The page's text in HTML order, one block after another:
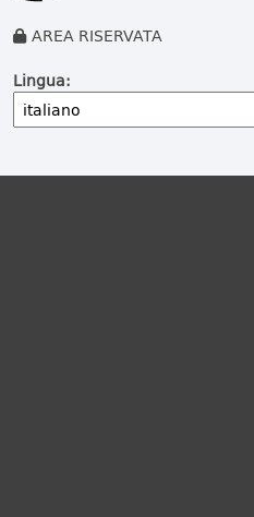
AREA RISERVATA
Lingua